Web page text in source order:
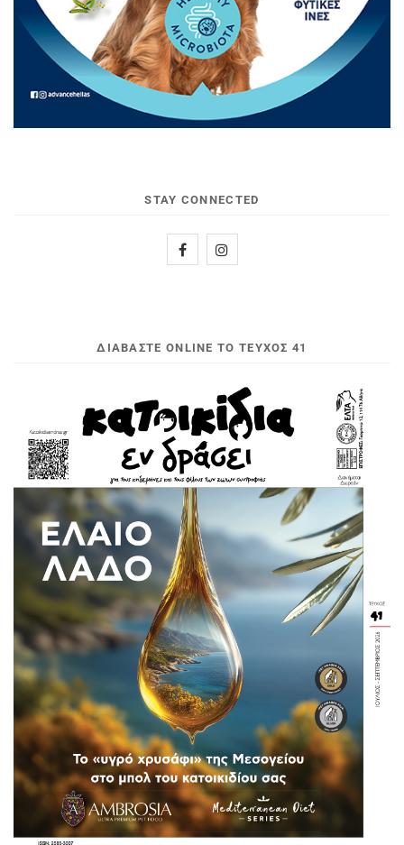
STAY CONNECTED
ΔΙΑΒΆΣΤΕ ONLINE ΤΟ ΤΕΎΧΟΣ 41